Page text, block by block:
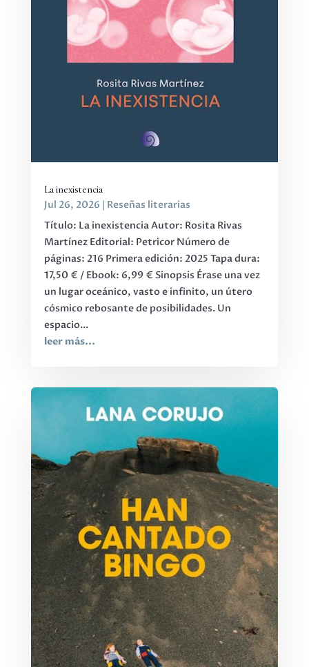
La inexistencia
Jul 26, 2026 | Reseñas literarias
Título: La inexistencia Autor: Rosita Rivas
Martínez Editorial: Petricor Número de
páginas: 216 Primera edición: 2025 Tapa dura:
17,50 € / Ebook: 6,99 € Sinopsis Érase una vez
un lugar oceánico, vasto e infinito, un útero
cósmico rebosante de posibilidades. Un
espacio...
leer más...